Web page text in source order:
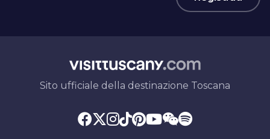
Sito ufficiale della destinazione Toscana